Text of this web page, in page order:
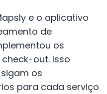
e o aplicativo
de
os
out. Isso
os
para cada serviço